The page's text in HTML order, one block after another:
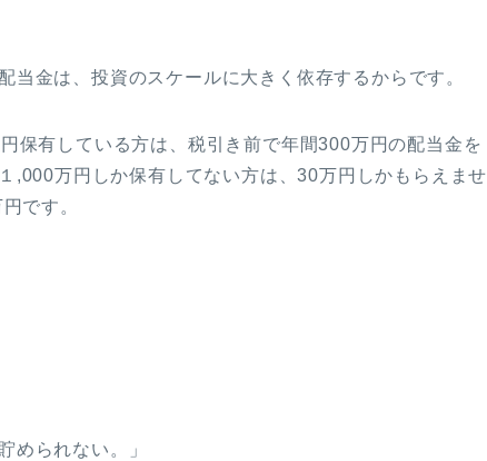
当金は、投資のスケールに大きく依存するからです。
保有している方は、税引き前で年間300万円の配当金を
,000万円しか保有してない方は、30万円しかもらえませ
です。
められない。」